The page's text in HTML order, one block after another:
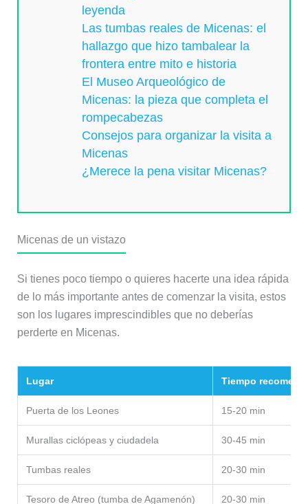
leyenda
Las tumbas reales de Micenas: el
hallazgo que hizo tambalear la
frontera entre mito e historia
El Museo Arqueológico de
Micenas: la pieza que completa el
rompecabezas
Consejos para organizar la visita a
Micenas
¿Merece la pena visitar Micenas?
Micenas de un vistazo
Si tienes poco tiempo o quieres hacerte una idea rápida
de lo más importante antes de comenzar la visita, estos
son los lugares imprescindibles que no deberías
perderte en Micenas.
Lugar Tiempo
Puerta de los Leones 15-20 min
Murallas ciclópeas y ciudadela 30-45 min
Tumbas reales 20-30 min
Tesoro de Atreo (tumba de Agamenón) 20-30 min